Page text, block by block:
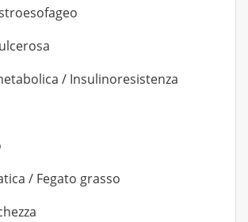
/ Insulinoresistenza
/ Fegato grasso